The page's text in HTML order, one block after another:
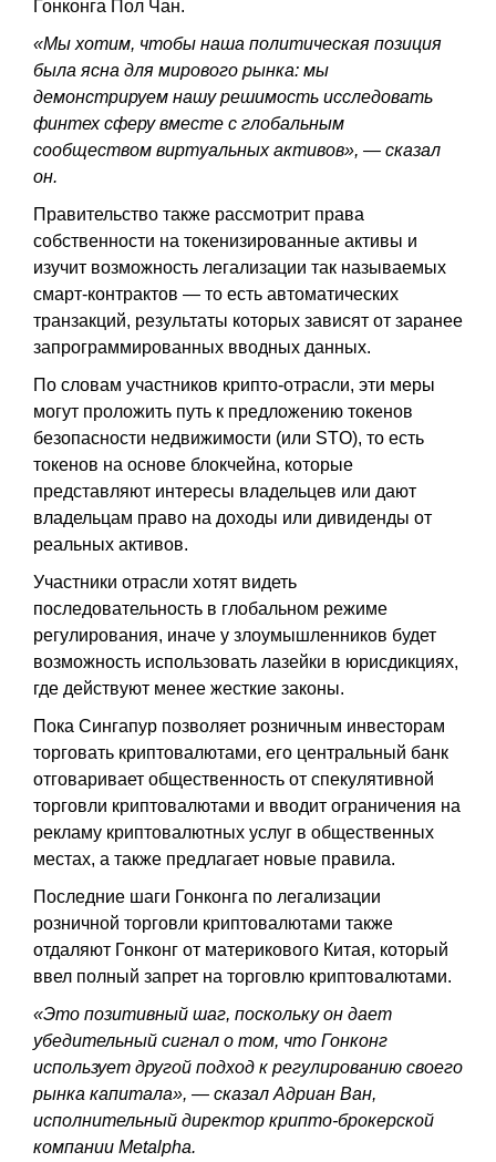
Гонконга Пол Чан.
«Мы хотим, чтобы наша политическая позиция
была ясна для мирового рынка: мы
демонстрируем нашу решимость исследовать
финтех сферу вместе с глобальным
сообществом виртуальных активов», — сказал
он.
Правительство также рассмотрит права
собственности на токенизированные активы и
изучит возможность легализации так называемых
смарт-контрактов — то есть автоматических
транзакций, результаты которых зависят от заранее
запрограммированных вводных данных.
По словам участников крипто-отрасли, эти меры
могут проложить путь к предложению токенов
безопасности недвижимости (или STO), то есть
токенов на основе блокчейна, которые
представляют интересы владельцев или дают
владельцам право на доходы или дивиденды от
реальных активов.
Участники отрасли хотят видеть
последовательность в глобальном режиме
регулирования, иначе у злоумышленников будет
возможность использовать лазейки в юрисдикциях,
где действуют менее жесткие законы.
Пока Сингапур позволяет розничным инвесторам
торговать криптовалютами, его центральный банк
отговаривает общественность от спекулятивной
торговли криптовалютами и вводит ограничения на
рекламу криптовалютных услуг в общественных
местах, а также предлагает новые правила.
Последние шаги Гонконга по легализации
розничной торговли криптовалютами также
отдаляют Гонконг от материкового Китая, который
ввел полный запрет на торговлю криптовалютами.
«Это позитивный шаг, поскольку он дает
убедительный сигнал о том, что Гонконг
использует другой подход к регулированию своего
рынка капитала», — сказал Адриан Ван,
исполнительный директор крипто-брокерской
компании Metalpha.